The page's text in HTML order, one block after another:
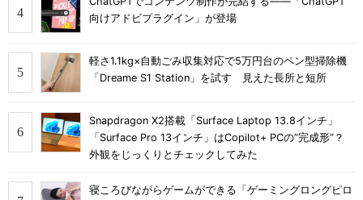
向けアドビプラグイン」が登場
軽さ1.1kg×自動ごみ収集対応で5万円台のペン型掃除機
「Dreame S1 Station」を試す 見えた長所と短所
Snapdragon X2搭載「Surface Laptop 13.8インチ」
「Surface Pro 13インチ」はCopilot+ PCの“完成形”？
外観をじっくりとチェックしてみた
寝ころびながらゲームができる「ゲーミングロングピロ